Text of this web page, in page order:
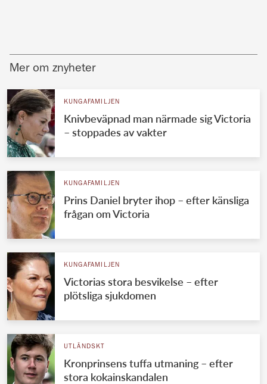
Mer om znyheter
KUNGAFAMILJEN
Knivbeväpnad man närmade sig Victoria
– stoppades av vakter
KUNGAFAMILJEN
Prins Daniel bryter ihop – efter känsliga
frågan om Victoria
KUNGAFAMILJEN
Victorias stora besvikelse – efter
plötsliga sjukdomen
UTLÄNDSKT
Kronprinsens tuffa utmaning – efter
stora kokainskandalen